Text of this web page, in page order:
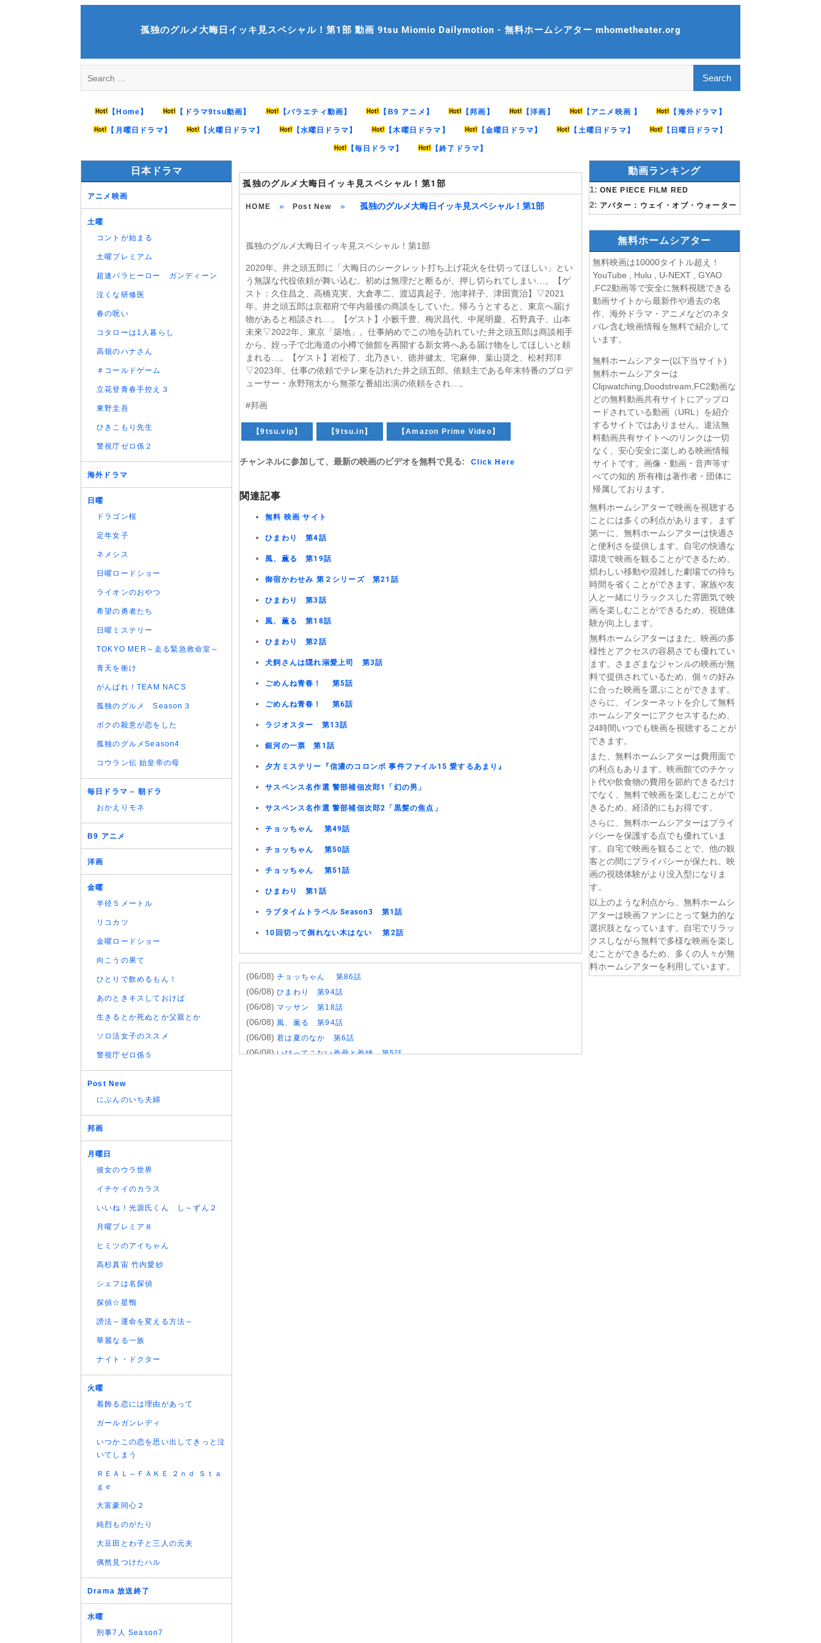
孤独のグルメ大晦日イッキ見スペシャル！第1部 動画 9tsu Miomio Dailymotion - 無料ホームシアター mhometheater.org
for:
【Home】 【ドラマ9tsu動画】 【バラエティ動画】 【B9 アニメ】 【邦画】 【洋画】 【アニメ映画 】 【海外ドラマ】
【月曜日ドラマ】 【火曜日ドラマ】 【水曜日ドラマ】 【木曜日ドラマ】 【金曜日ドラマ】 【土曜日ドラマ】 【日曜日ドラマ】
【毎日ドラマ】 【終了ドラマ】
孤独のグルメ大晦日イッキ見スペシャル！第1部
HOME » Post New » 孤独のグルメ大晦日イッキ見スペシャル！第1部
孤独のグルメ大晦日イッキ見スペシャル！第1部
2020年。井之頭五郎に「大晦日のシークレット打ち上げ花火を仕切ってほしい」とい
う無謀な代役依頼が舞い込む。初めは無理だと断るが、押し切られてしまい…。【ゲ
スト：久住昌之、高橋克実、大倉孝二、渡辺真起子、池津祥子、津田寛治】▽2021
年。井之頭五郎は京都府で年内最後の商談をしていた。帰ろうとすると、東京へ届け
物があると相談され…。【ゲスト】小籔千豊、梅沢昌代、中尾明慶、石野真子、山本
未來▽2022年。東京「築地」。仕事納めでこの地を訪れていた井之頭五郎は商談相手
から、姪っ子で北海道の小樽で旅館を再開する新女将へある届け物をしてほしいと頼
まれる…。【ゲスト】岩松了、北乃きい、徳井健太、宅麻伸、葉山奨之、松村邦洋
▽2023年。仕事の依頼でテレ東を訪れた井之頭五郎。依頼主である年末特番のプロデ
ューサー・永野翔太から無茶な番組出演の依頼をされ…。
#邦画
【9tsu.vip】 【9tsu.in】 【Amazon Prime Video】
チャンネルに参加して、最新の映画のビデオを無料で見る: Click Here
関連記事
無料 映画 サイト
ひまわり 第4話
風、薫る 第19話
御宿かわせみ 第２シリーズ 第21話
ひまわり 第3話
風、薫る 第18話
ひまわり 第2話
犬飼さんは隠れ溺愛上司 第3話
ごめんね青春！ 第5話
ごめんね青春！ 第6話
ラジオスター 第13話
銀河の一票 第1話
夕方ミステリー『信濃のコロンボ 事件ファイル15 愛するあまり』
サスペンス名作選 警部補佃次郎1「幻の男」
サスペンス名作選 警部補佃次郎2「黒髪の焦点」
チョッちゃん 第49話
チョッちゃん 第50話
チョッちゃん 第51話
ひまわり 第1話
ラブタイムトラベル Season3 第1話
10回切って倒れない木はない 第2話
(06/08)チョッちゃん 第86話
(06/08)ひまわり 第94話
(06/08) マッサン 第18話
(06/08) 風、薫る 第94話
(06/08)君は夏のなか 第6話
(06/08)いびってこない義母と義姉 第5話
動画ランキング
1: ONE PIECE FILM RED
2: アバター：ウェイ・オブ・ウォーター
無料ホームシアター
無料映画は10000タイトル超え！
YouTube , Hulu , U-NEXT , GYAO
,FC2動画等で安全に無料視聴できる
動画サイトから最新作や過去の名
作、海外ドラマ・アニメなどのネタ
バレ含む映画情報を無料で紹介して
います。
無料ホームシアター(以下当サイト)
無料ホームシアターは
Clipwatching,Doodstream,FC2動画な
どの無料動画共有サイトにアップロ
ードされている動画（URL）を紹介
するサイトではありません。違法無
料動画共有サイトへのリンクは一切
なく、安心安全に楽しめる映画情報
サイトです。画像・動画・音声等す
べての知的 所有権は著作者・団体に
帰属しております。
無料ホームシアターで映画を視聴する
ことには多くの利点があります。まず
第一に、無料ホームシアターは快適さ
と便利さを提供します。自宅の快適な
環境で映画を観ることができるため、
煩わしい移動や混雑した劇場での待ち
時間を省くことができます。家族や友
人と一緒にリラックスした雰囲気で映
画を楽しむことができるため、視聴体
験が向上します。
無料ホームシアターはまた、映画の多
様性とアクセスの容易さでも優れてい
ます。さまざまなジャンルの映画が無
料で提供されているため、個々の好み
に合った映画を選ぶことができます。
さらに、インターネットを介して無料
ホームシアターにアクセスするため、
24時間いつでも映画を視聴することが
できます。
また、無料ホームシアターは費用面で
の利点もあります。映画館でのチケッ
ト代や飲食物の費用を節約できるだけ
でなく、無料で映画を楽しむことがで
きるため、経済的にもお得です。
さらに、無料ホームシアターはプライ
バシーを保護する点でも優れていま
す。自宅で映画を観ることで、他の観
客との間にプライバシーが保たれ、映
画の視聴体験がより没入型になりま
す。
以上のような利点から、無料ホームシ
アターは映画ファンにとって魅力的な
選択肢となっています。自宅でリラッ
クスしながら無料で多様な映画を楽し
むことができるため、多くの人々が無
料ホームシアターを利用しています。
日本ドラマ
アニメ映画
土曜
コントが始まる
土曜プレミアム
超速パラヒーロー ガンディーン
泣くな研修医
春の呪い
コタローは1人暮らし
高嶺のハナさん
＃コールドゲーム
立花登青春手控え３
東野圭吾
ひきこもり先生
警視庁ゼロ係２
海外ドラマ
日曜
ドラゴン桜
定年女子
ネメシス
日曜ロードショー
ライオンのおやつ
希望の勇者たち
日曜ミステリー
TOKYO MER～走る緊急救命室～
青天を衝け
がんばれ！TEAM NACS
孤独のグルメ Season３
ボクの殺意が恋をした
孤独のグルメSeason4
コウラン伝 始皇帝の母
毎日ドラマ – 朝ドラ
おかえりモネ
B9 アニメ
洋画
金曜
半径５メートル
リコカツ
金曜ロードショー
向こうの果て
ひとりで飲めるもん！
あのときキスしておけば
生きるとか死ぬとか父親とか
ソロ活女子のススメ
警視庁ゼロ係５
Post New
にぶんのいち夫婦
邦画
月曜日
彼女のウラ世界
イチケイのカラス
いいね！光源氏くん し～ずん２
月曜プレミア８
ヒミツのアイちゃん
高杉真宙 竹内愛紗
シェフは名探偵
探偵☆星鴨
謗法～運命を変える方法～
華麗なる一族
ナイト・ドクター
火曜
着飾る恋には理由があって
ガールガンレディ
いつかこの恋を思い出してきっと泣
いてしまう
ＲＥＡＬ⇔ＦＡＫＥ ２ｎｄ Ｓｔａ
ｇｅ
大富豪同心２
純烈ものがたり
大豆田とわ子と三人の元夫
偶然見つけたハル
Drama 放送終了
水曜
刑事7人 Season7